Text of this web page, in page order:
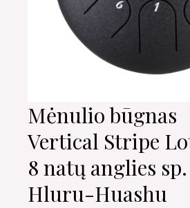
Mėnulio būgnas
Vertical Stripe
8 natų anglies sp.
Hluru-Huashu